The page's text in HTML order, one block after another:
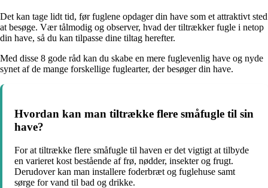
Det kan tage lidt tid, før fuglene opdager din have som et attraktivt sted
at besøge. Vær tålmodig og observer, hvad der tiltrækker fugle i netop
din have, så du kan tilpasse dine tiltag herefter.
Med disse 8 gode råd kan du skabe en mere fuglevenlig have og nyde
synet af de mange forskellige fuglearter, der besøger din have.
Hvordan kan man tiltrække flere småfugle til sin
have?
For at tiltrække flere småfugle til haven er det vigtigt at tilbyde
en varieret kost bestående af frø, nødder, insekter og frugt.
Derudover kan man installere foderbræt og fuglehuse samt
sørge for vand til bad og drikke.